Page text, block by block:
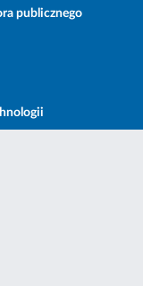
publicznego